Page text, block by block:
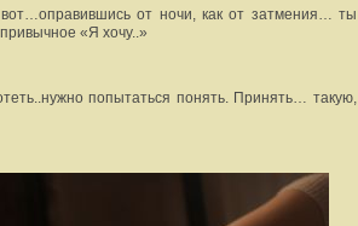
от ночи, как от затмения… ты
«Я хочу..»
попытаться понять. Принять… такую,